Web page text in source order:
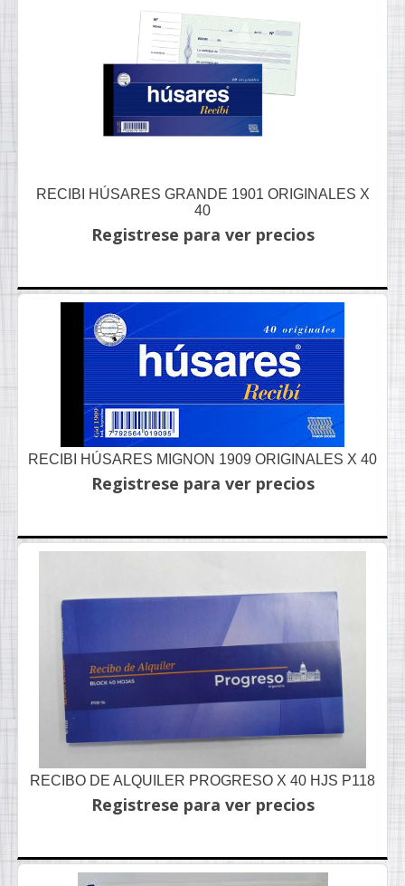
RECIBI HÚSARES GRANDE 1901 ORIGINALES X
40
Registrese para ver precios
RECIBI HÚSARES MIGNON 1909 ORIGINALES X 40
Registrese para ver precios
RECIBO DE ALQUILER PROGRESO X 40 HJS P118
Registrese para ver precios